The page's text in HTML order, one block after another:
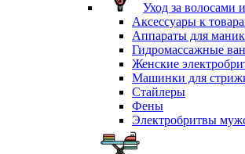
Уход за волосами
Аксессуары к
Аппараты для
Гидромассажные
Женские
Машинки для
Стайлеры
Фены
Электробритвы